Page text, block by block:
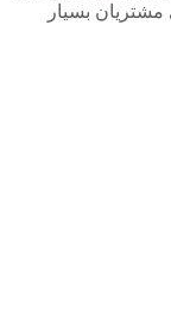
مشتریان بسیار